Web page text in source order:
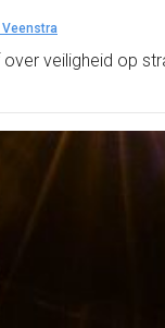
Veenstra
veiligheid op